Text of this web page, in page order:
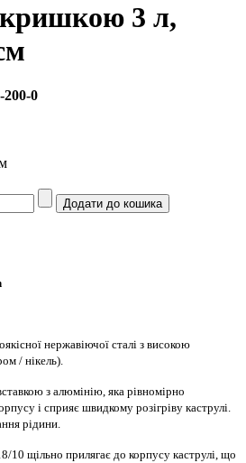
3 л,
0
нержавіючої сталі з високою
/ нікель).
з алюмінію, яка рівномірно
і сприяє швидкому розігріву каструлі.
рідини.
10 щільно прилягає до корпусу каструлі, що